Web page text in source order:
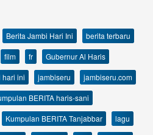
Berita Jambi Hari Ini
berita terbaru
film fr
Gubernur Al Haris
hari ini jambiseru
jambiseru.com
BERITA haris-sani
Kumpulan BERITA Tanjabbar
lagu